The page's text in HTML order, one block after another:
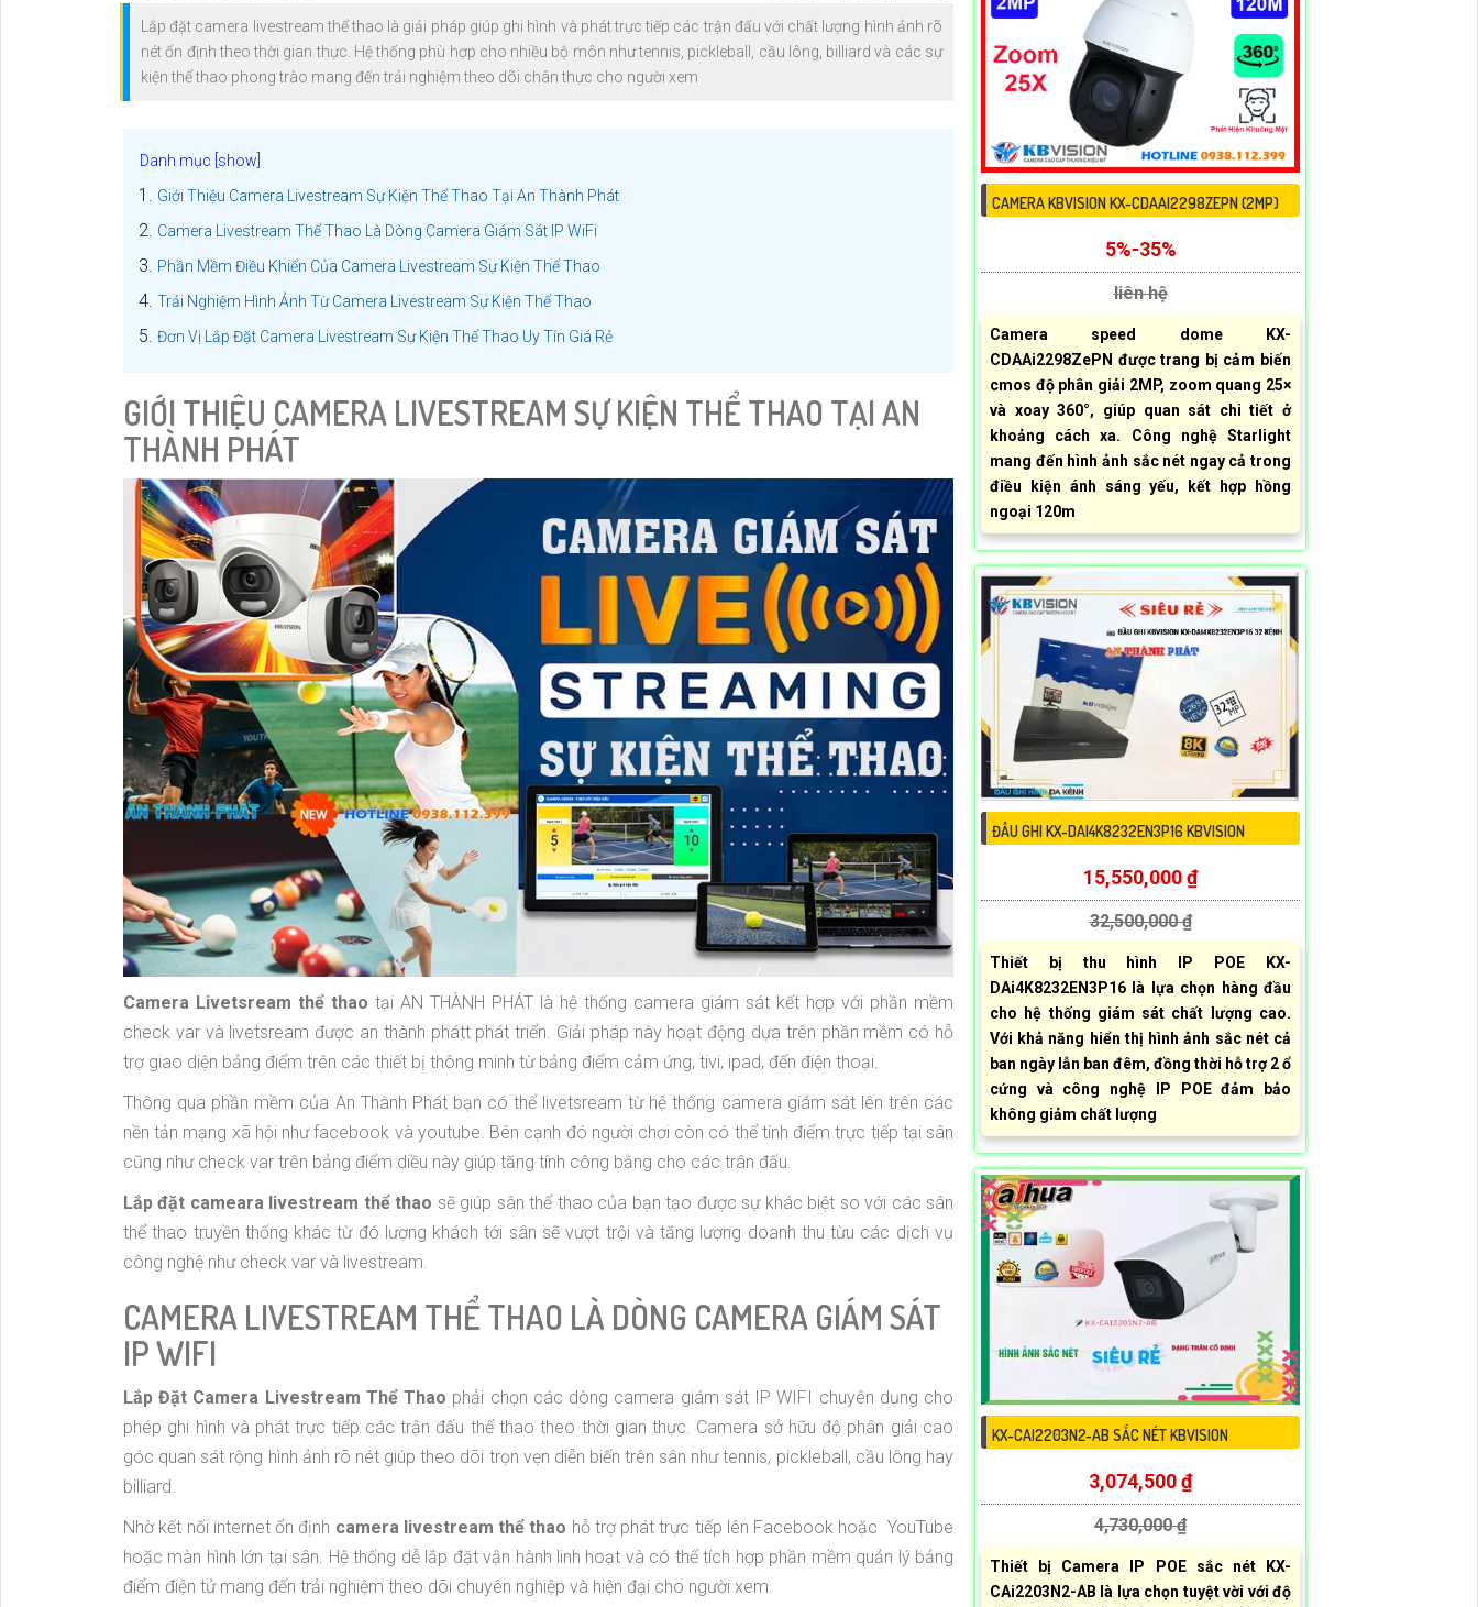
Lắp đặt camera livestream thể thao là giải pháp giúp ghi hình và phát trực tiếp các trận đấu với chất lượng hình ảnh rõ
nét ổn định theo thời gian thực. Hệ thống phù hợp cho nhiều bộ môn như tennis, pickleball, cầu lông, billiard và các sự
kiện thể thao phong trào mang đến trải nghiệm theo dõi chân thực cho người xem
Giới Thiệu Camera Livestream Sự Kiện Thể Thao Tại An Thành Phát
Camera Livestream Thể Thao Là Dòng Camera Giám Sát IP WiFi
Phần Mềm Điều Khiển Của Camera Livestream Sự Kiện Thể Thao
Trải Nghiệm Hình Ảnh Từ Camera Livestream Sự Kiện Thể Thao
Đơn Vị Lắp Đặt Camera Livestream Sự Kiện Thể Thao Uy Tín Giá Rẻ
GIỚI THIỆU CAMERA LIVESTREAM SỰ KIỆN THỂ THAO TẠI AN
THÀNH PHÁT
Camera Livetsream thể thao tại AN THÀNH PHÁT là hệ thống camera giám sát kết hợp với phần mềm
check var và livetsream được an thành phátt phát triển. Giải pháp này hoạt động dựa trên phần mềm có hỗ
trợ giao diện bảng điểm trên các thiết bị thông minh từ bảng điểm cảm ứng, tivi, ipad, đến điện thoại.
Thông qua phần mềm của An Thành Phát bạn có thể livetsream từ hệ thống camera giám sát lên trên các
nền tản mạng xã hội như facebook và youtube. Bên cạnh đó người chơi còn có thể tính điểm trực tiếp tại sân
cũng như check var trên bảng điểm diều này giúp tăng tính công bằng cho các trân đấu.
Lắp đặt cameara livestream thể thao sẽ giúp sân thể thao của bạn tạo được sự khác biệt so với các sân
thể thao truyền thống khác từ đó lượng khách tới sân sẽ vượt trội và tăng lượng doanh thu từu các dịch vụ
công nghệ như check var và livestream.
CAMERA LIVESTREAM THỂ THAO LÀ DÒNG CAMERA GIÁM SÁT
IP WIFI
Lắp Đặt Camera Livestream Thể Thao phải chọn các dòng camera giám sát IP WIFI chuyên dụng cho
phép ghi hình và phát trực tiếp các trận đấu thể thao theo thời gian thực. Camera sở hữu độ phân giải cao
góc quan sát rộng hình ảnh rõ nét giúp theo dõi trọn vẹn diễn biến trên sân như tennis, pickleball, cầu lông hay
billiard.
Nhờ kết nối internet ổn định camera livestream thể thao hỗ trợ phát trực tiếp lên Facebook hoặc YouTube
hoặc màn hình lớn tại sân. Hệ thống dễ lắp đặt vận hành linh hoạt và có thể tích hợp phần mềm quản lý bảng
điểm điện tử mang đến trải nghiệm theo dõi chuyên nghiệp và hiện đại cho người xem.
CAMERA KBVISION KX-CDAAI2298ZEPN (2MP)
5%-35%
liên hệ
Camera speed dome KX-
CDAAi2298ZePN được trang bị cảm biến
cmos độ phân giải 2MP, zoom quang 25×
và xoay 360°, giúp quan sát chi tiết ở
khoảng cách xa. Công nghệ Starlight
mang đến hình ảnh sắc nét ngay cả trong
điều kiện ánh sáng yếu, kết hợp hồng
ngoại 120m
ĐẦU GHI KX-DAI4K8232EN3P16 KBVISION
15,550,000 ₫
32,500,000 ₫
Thiết bị thu hình IP POE KX-
DAi4K8232EN3P16 là lựa chọn hàng đầu
cho hệ thống giám sát chất lượng cao.
Với khả năng hiển thị hình ảnh sắc nét cả
ban ngày lẫn ban đêm, đồng thời hỗ trợ 2 ổ
cứng và công nghệ IP POE đảm bảo
không giảm chất lượng
KX-CAI2203N2-AB SẮC NÉT KBVISION
3,074,500 ₫
4,730,000 ₫
Thiết bị Camera IP POE sắc nét KX-
CAi2203N2-AB là lựa chọn tuyệt vời với độ